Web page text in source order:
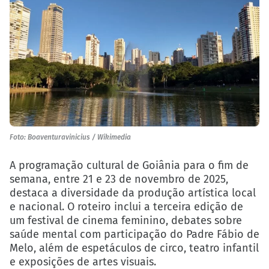
Foto: Boaventuravinicius / Wikimedia
A programação cultural de Goiânia para o fim de
semana, entre 21 e 23 de novembro de 2025,
destaca a diversidade da produção artística local
e nacional. O roteiro inclui a terceira edição de
um festival de cinema feminino, debates sobre
saúde mental com participação do Padre Fábio de
Melo, além de espetáculos de circo, teatro infantil
e exposições de artes visuais.